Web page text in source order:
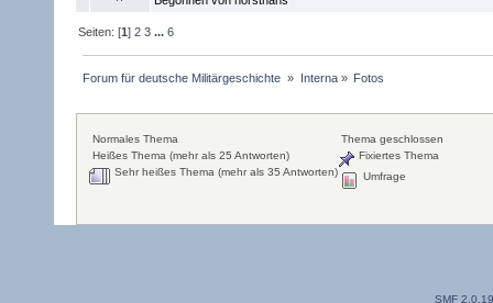
Seiten: [1]2 3 ...6
Forum für deutsche Militärgeschichte » Interna» Fotos
Normales Thema
Heißes Thema (mehr als 25 Antworten)
Sehr heißes Thema (mehr als 35 Antworten)
Thema geschlossen
Fixiertes Thema
Umfrage
SMF 2.0.19